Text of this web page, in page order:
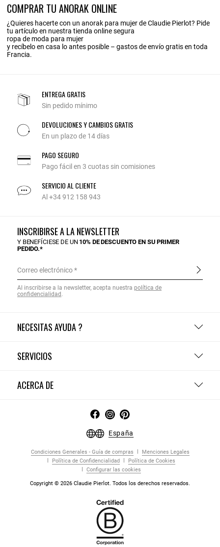
COMPRAR TU ANORAK ONLINE
¿Quieres hacerte con un anorak para mujer de Claudie Pierlot? Pide
tu artículo en nuestra tienda online segura
ropa de moda para mujer
y recíbelo en casa lo antes posible – gastos de envío gratis en toda
Francia.
ENTREGA GRATIS
Sin pedido mínimo
DEVOLUCIONES Y CAMBIOS GRATIS
En un plazo de 14 días
PAGO SEGURO
Pago fácil en 3 cuotas sin comisiones
SERVICIO AL CLIENTE
Al +34 912 158 943
NECESITAS AYUDA ?
SERVICIOS
ACERCA DE
INSCRIBIRSE A LA NEWSLETTER
Y BENEFÍCIESE DE UN 10% DE DESCUENTO EN SU PRIMER
PEDIDO.*
Correo electrónico
Al inscribirse a la newsletter, acepta nuestra política de
confidencialidad .
España
Condiciones Generales - Guía de compras
Menciones Legales
Política de Confidencialidad
Política de Cookies
Configurar las cookies
Copyright © 2026 Claudie Pierlot. Todos los derechos reservados.